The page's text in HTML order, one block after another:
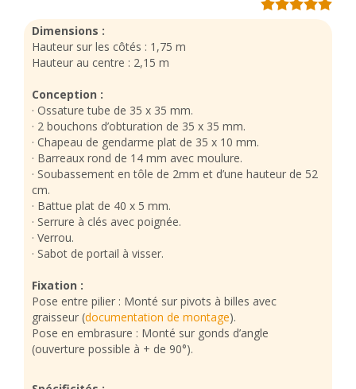
Dimensions :
Hauteur sur les côtés : 1,75 m
Hauteur au centre : 2,15 m
Conception :
· Ossature tube de 35 x 35 mm.
· 2 bouchons d’obturation de 35 x 35 mm.
· Chapeau de gendarme plat de 35 x 10 mm.
· Barreaux rond de 14 mm avec moulure.
· Soubassement en tôle de 2mm et d’une hauteur de 52
cm.
· Battue plat de 40 x 5 mm.
· Serrure à clés avec poignée.
· Verrou.
· Sabot de portail à visser.
Fixation :
Pose entre pilier : Monté sur pivots à billes avec
graisseur (documentation de montage).
Pose en embrasure : Monté sur gonds d’angle
(ouverture possible à + de 90°).